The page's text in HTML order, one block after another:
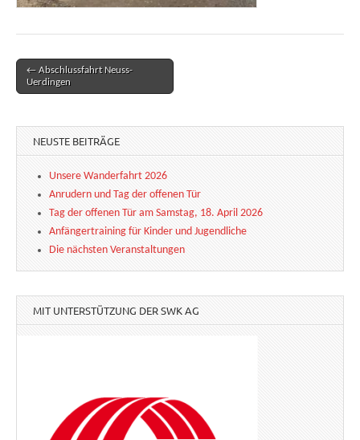
Post navigation
← Abschlussfahrt Neuss-
Uerdingen
NEUSTE BEITRÄGE
Unsere Wanderfahrt 2026
Anrudern und Tag der offenen Tür
Tag der offenen Tür am Samstag, 18. April 2026
Anfängertraining für Kinder und Jugendliche
Die nächsten Veranstaltungen
MIT UNTERSTÜTZUNG DER SWK AG